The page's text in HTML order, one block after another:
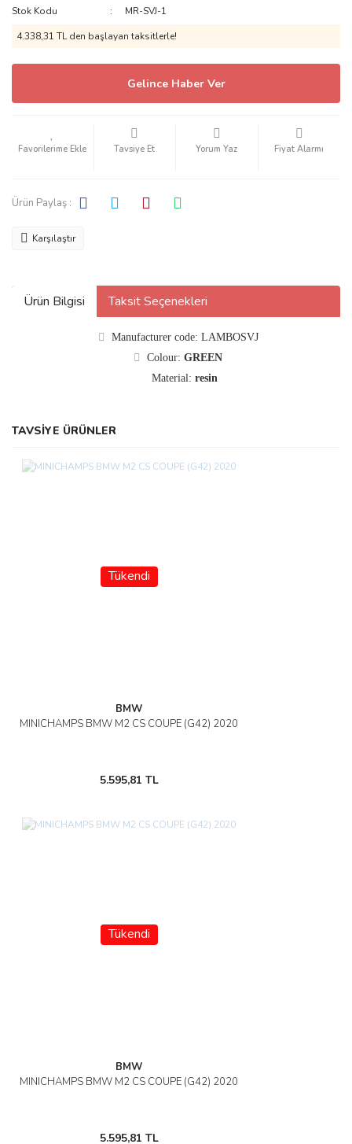
Stok Kodu
MR-SVJ-1
4.338,31 TL den başlayan taksitlerle!
Gelince Haber Ver
Tavsiye Et Yorum Yaz Fiyat Alarmı
Ürün Paylaş :
Karşılaştır
Ürün Bilgisi Taksit Seçenekleri
Manufacturer code: LAMBOSVJ
Colour: GREEN
Material: resin
TAVSİYE ÜRÜNLER
Tükendi
BMW
MINICHAMPS BMW M2 CS COUPE (G42) 2020
5.595,81 TL
Tükendi
BMW
MINICHAMPS BMW M2 CS COUPE (G42) 2020
5.595,81 TL